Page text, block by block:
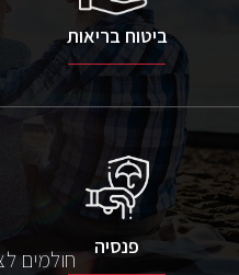
ביטוח בריאות
פנסיה חולמים